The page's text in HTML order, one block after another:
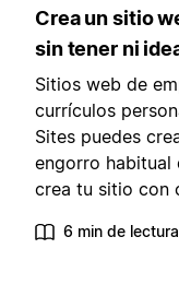
Crea un sitio
sin tener ni
Sitios web de
currículos
Sites puedes
engorro habitual
crea tu sitio con
6 min de lectura